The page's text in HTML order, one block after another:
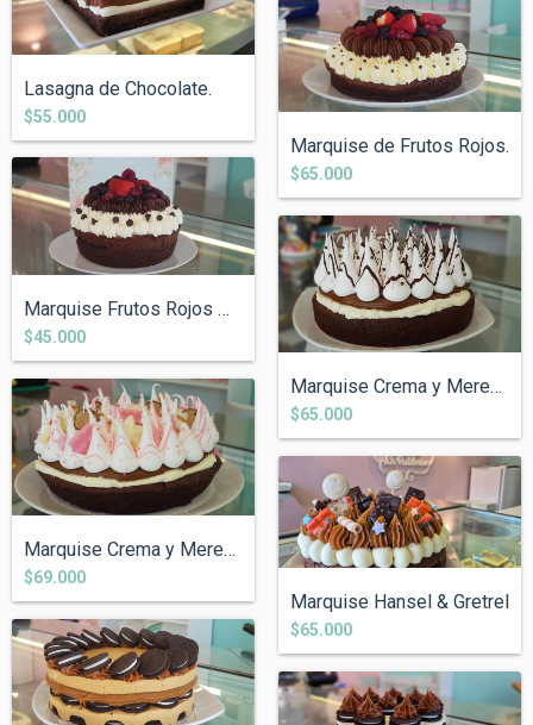
Lasagna de Chocolate.
$55.000
Marquise de Frutos Rojos.
$65.000
Marquise Frutos Rojos Mediana
$45.000
Marquise Crema y Merengue.
$65.000
Marquise Crema y Merengue Decorada.
$69.000
Marquise Hansel & Gretrel
$65.000